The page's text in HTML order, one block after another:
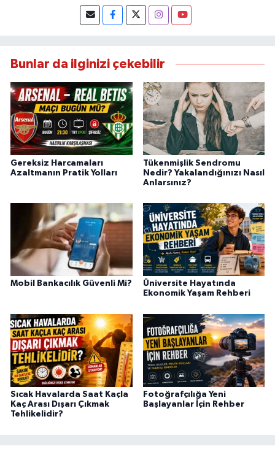
Bunlar da ilginizi çekebilir
Gereksiz Harcamaları
Azaltmanın Pratik Yolları
Tükenmişlik Sendromu
Nedir? Yakalandığınızı Nasıl
Anlarsınız?
Mobil Bankacılık Güvenli Mi?
Üniversite Hayatında
Ekonomik Yaşam Rehberi
Sıcak Havalarda Saat Kaçla
Kaç Arası Dışarı Çıkmak
Tehlikelidir?
Fotoğrafçılığa Yeni
Başlayanlar İçin Rehber